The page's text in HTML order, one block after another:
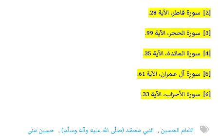
[2] سورة فاطر، الآية 28.
[3] سورة الحجر، الآية 99.
[4] سورة المائدة، الآية 35.
[5] سورة آل عمران، الآية 61.
[6] سورة الأحزاب، الآية 33.
الامام الحسين , النبي محمّد (صلّى الله عليه وآله وسلّم) , حسين مني